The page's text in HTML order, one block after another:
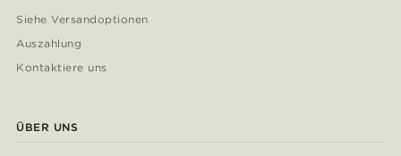
Siehe Versandoptionen
Auszahlung
Kontaktiere uns
ÜBER UNS